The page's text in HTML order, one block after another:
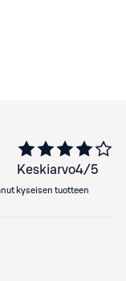
Keskiarvo4/5
kyseisen tuotteen